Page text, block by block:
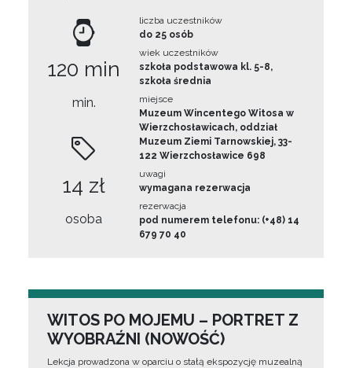
120 min
min.
14 zł
osoba
liczba uczestników
do 25 osób
wiek uczestników
szkoła podstawowa kl. 5-8,
szkoła średnia
miejsce
Muzeum Wincentego Witosa w
Wierzchosławicach, oddział
Muzeum Ziemi Tarnowskiej, 33-
122 Wierzchosławice 698
uwagi
wymagana rezerwacja
rezerwacja
pod numerem telefonu: (+48) 14
679 70 40
WITOS PO MOJEMU – PORTRET Z
WYOBRAŹNI (NOWOŚĆ)
Lekcja prowadzona w oparciu o stałą ekspozycję muzealną